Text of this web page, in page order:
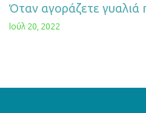
Όταν αγοράζετε γυαλιά
Ιούλ 20, 2022